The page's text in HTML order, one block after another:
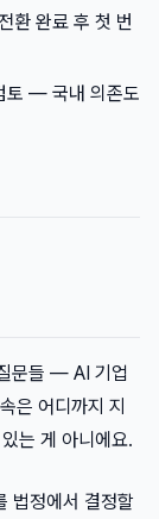
환 완료 후 첫 번
토 — 국내 의존도
문들 — AI 기업
은 어디까지 지
는 게 아니에요.
법정에서 결정할